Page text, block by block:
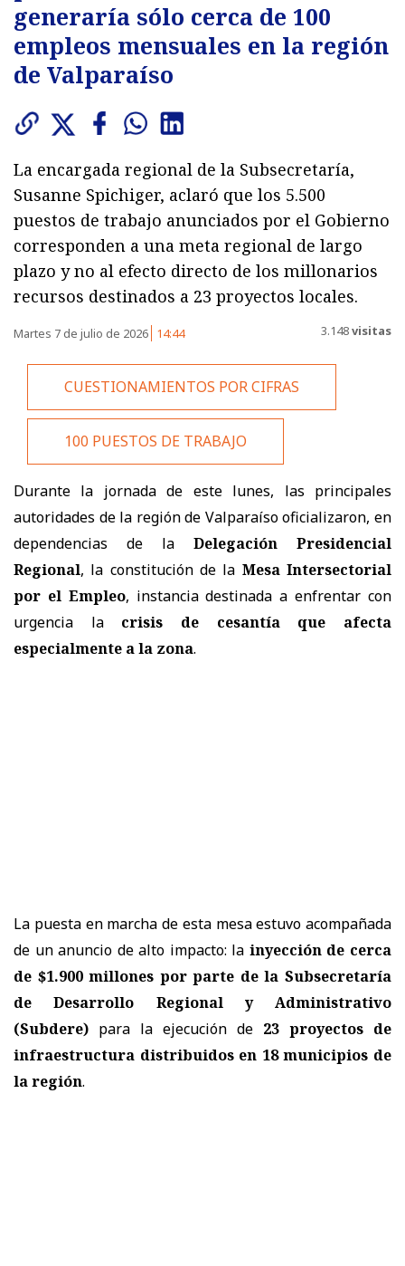
generaría sólo cerca de 100
empleos mensuales en la región
de Valparaíso
La encargada regional de la Subsecretaría,
Susanne Spichiger, aclaró que los 5.500
puestos de trabajo anunciados por el Gobierno
corresponden a una meta regional de largo
plazo y no al efecto directo de los millonarios
recursos destinados a 23 proyectos locales.
Martes 7 de julio de 2026 14:44 3.148visitas
CUESTIONAMIENTOS POR CIFRAS
100 PUESTOS DE TRABAJO
Durante la jornada de este lunes, las principales
autoridades de la región de Valparaíso oficializaron, en
dependencias de la Delegación Presidencial
Regional, la constitución de la Mesa Intersectorial
por el Empleo, instancia destinada a enfrentar con
urgencia la crisis de cesantía que afecta
especialmente a la zona.
La puesta en marcha de esta mesa estuvo acompañada
de un anuncio de alto impacto: la inyección de cerca
de $1.900 millones por parte de la Subsecretaría
de Desarrollo Regional y Administrativo
(Subdere) para la ejecución de 23 proyectos de
infraestructura distribuidos en 18 municipios de
la región.